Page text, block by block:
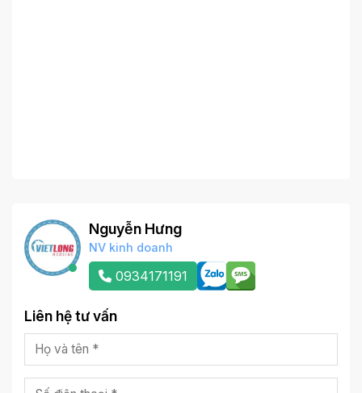
Nguyễn Hưng
NV kinh doanh
0934171191
Liên hệ tư vấn